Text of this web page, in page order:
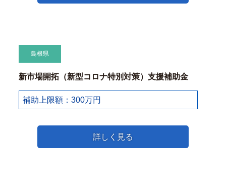
島根県
新市場開拓（新型コロナ特別対策）支援補助金
補助上限額：300万円
詳しく見る